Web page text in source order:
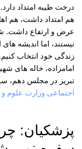
درخت طیبه امتداد دارد.
هم امتداد داشت، هم
عرض و ارتفاع داشت.
نیستند، اما اندیشه
زندگی خود انتخاب
امامزاده، خاله های
تبریز در مجلس دهم،
اجتماعی وزارت علوم و
پزشکیان: